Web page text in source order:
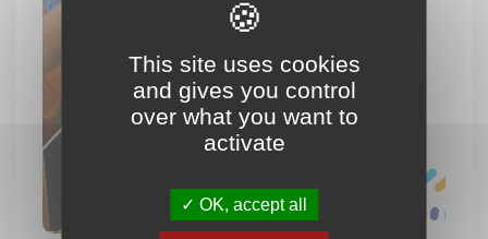
This site uses cookies
and gives you control
over what you want to
activate
OK, accept all